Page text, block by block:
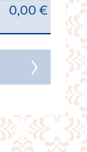
0,00 €